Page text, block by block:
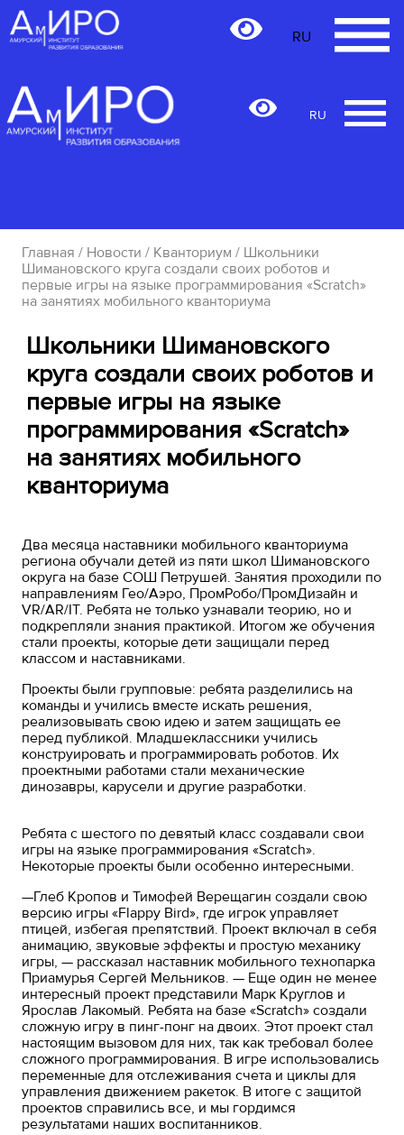
RU
RU
Главная / Новости / Кванториум / Школьники
Шимановского круга создали своих роботов и
первые игры на языке программирования «Scratch»
на занятиях мобильного кванториума
Школьники Шимановского
круга создали своих роботов и
первые игры на языке
программирования «Scratch»
на занятиях мобильного
кванториума
Два месяца наставники мобильного кванториума
региона обучали детей из пяти школ Шимановского
округа на базе СОШ Петрушей. Занятия проходили по
направлениям Гео/Аэро, ПромРобо/ПромДизайн и
VR/AR/IT. Ребята не только узнавали теорию, но и
подкрепляли знания практикой. Итогом же обучения
стали проекты, которые дети защищали перед
классом и наставниками.
Проекты были групповые: ребята разделились на
команды и учились вместе искать решения,
реализовывать свою идею и затем защищать ее
перед публикой. Младшеклассники учились
конструировать и программировать роботов. Их
проектными работами стали механические
динозавры, карусели и другие разработки.
Ребята с шестого по девятый класс создавали свои
игры на языке программирования «Scratch».
Некоторые проекты были особенно интересными.
—Глеб Кропов и Тимофей Верещагин создали свою
версию игры «Flappy Bird», где игрок управляет
птицей, избегая препятствий. Проект включал в себя
анимацию, звуковые эффекты и простую механику
игры, — рассказал наставник мобильного технопарка
Приамурья Сергей Мельников. — Еще один не менее
интересный проект представили Марк Круглов и
Ярослав Лакомый. Ребята на базе «Scratch» создали
сложную игру в пинг-понг на двоих. Этот проект стал
настоящим вызовом для них, так как требовал более
сложного программирования. В игре использовались
переменные для отслеживания счета и циклы для
управления движением ракеток. В итоге с защитой
проектов справились все, и мы гордимся
результатами наших воспитанников.